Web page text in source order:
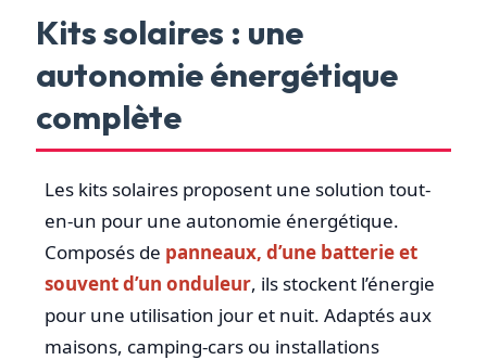
Kits solaires : une
autonomie énergétique
complète
Les kits solaires proposent une solution tout-
en-un pour une autonomie énergétique.
Composés de panneaux, d’une batterie et
souvent d’un onduleur, ils stockent l’énergie
pour une utilisation jour et nuit. Adaptés aux
maisons, camping-cars ou installations